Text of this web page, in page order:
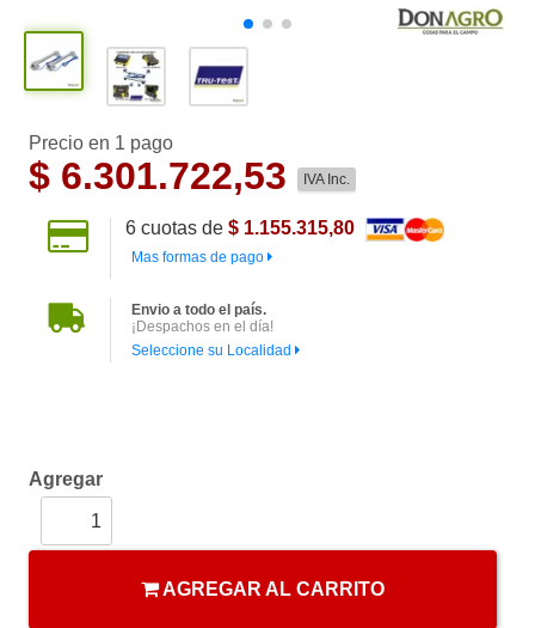
Precio en 1 pago
$ 6.301.722,53 IVA Inc.
6cuotas de $ 1.155.315,80
Mas formas de pago
Envio a todo el país.
¡Despachos en el día!
Seleccione su Localidad
Agregar
AGREGAR AL CARRITO